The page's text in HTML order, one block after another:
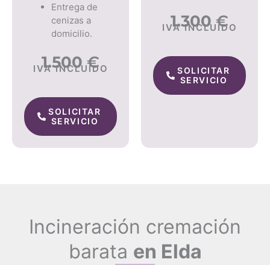
Entrega de
cenizas a
domicilio.
1.500€
IVA INCLUIDO
SOLICITAR
SERVICIO
1.300€
IVA INCLUIDO
SOLICITAR
SERVICIO
Incineración cremación
barata en Elda